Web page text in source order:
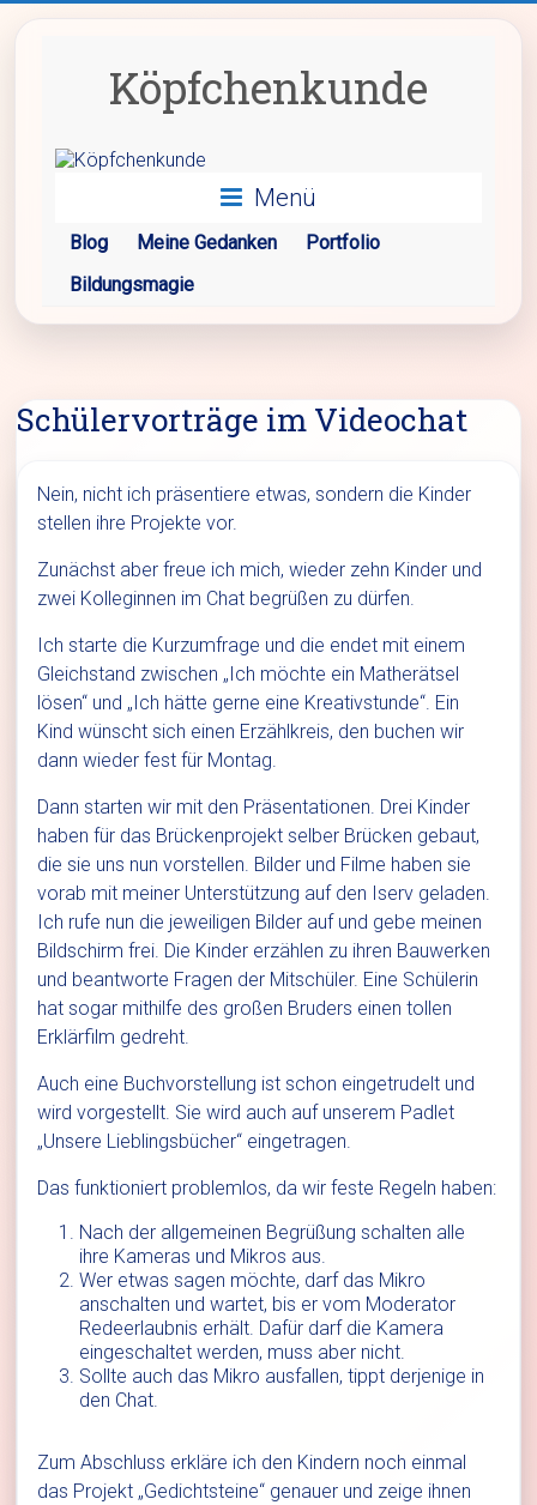
Köpfchenkunde
Menü
Blog Meine Gedanken
Portfolio
Bildungsmagie
Schülervorträge im Videochat
Nein, nicht ich präsentiere etwas, sondern die Kinder
stellen ihre Projekte vor.
Zunächst aber freue ich mich, wieder zehn Kinder und
zwei Kolleginnen im Chat begrüßen zu dürfen.
Ich starte die Kurzumfrage und die endet mit einem
Gleichstand zwischen „Ich möchte ein Matherätsel
lösen“ und „Ich hätte gerne eine Kreativstunde“. Ein
Kind wünscht sich einen Erzählkreis, den buchen wir
dann wieder fest für Montag.
Dann starten wir mit den Präsentationen. Drei Kinder
haben für das Brückenprojekt selber Brücken gebaut,
die sie uns nun vorstellen. Bilder und Filme haben sie
vorab mit meiner Unterstützung auf den Iserv geladen.
Ich rufe nun die jeweiligen Bilder auf und gebe meinen
Bildschirm frei. Die Kinder erzählen zu ihren Bauwerken
und beantworte Fragen der Mitschüler. Eine Schülerin
hat sogar mithilfe des großen Bruders einen tollen
Erklärfilm gedreht.
Auch eine Buchvorstellung ist schon eingetrudelt und
wird vorgestellt. Sie wird auch auf unserem Padlet
„Unsere Lieblingsbücher“ eingetragen.
Das funktioniert problemlos, da wir feste Regeln haben:
Nach der allgemeinen Begrüßung schalten alle
ihre Kameras und Mikros aus.
Wer etwas sagen möchte, darf das Mikro
anschalten und wartet, bis er vom Moderator
Redeerlaubnis erhält. Dafür darf die Kamera
eingeschaltet werden, muss aber nicht.
Sollte auch das Mikro ausfallen, tippt derjenige in
den Chat.
Zum Abschluss erkläre ich den Kindern noch einmal
das Projekt „Gedichtsteine“ genauer und zeige ihnen